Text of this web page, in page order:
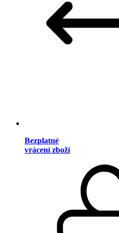
Bezplatné
vrácení zboží